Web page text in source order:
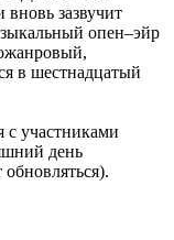
вновь зазвучит
опен–эйр
в шестнадцатый
участниками
день